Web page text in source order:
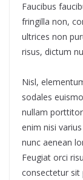
Faucibus
fringilla non,
ultrices non
risus, dictum
Nisl,
sodales
nullam
enim nisi
nunc aenean
Feugiat orci
consectetur sit